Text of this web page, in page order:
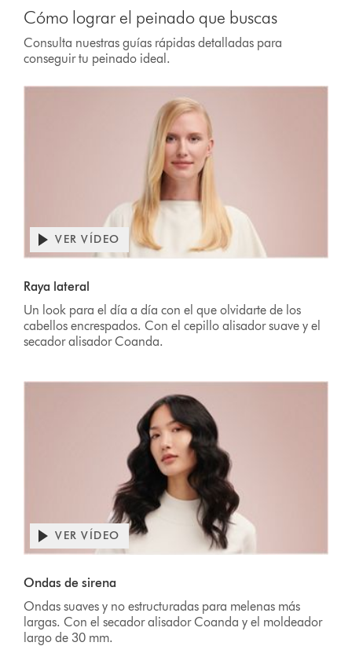
Cómo lograr el peinado que buscas
Consulta nuestras guías rápidas detalladas para
conseguir tu peinado ideal.
VER VÍDEO
Raya lateral
Un look para el día a día con el que olvidarte de los
cabellos encrespados. Con el cepillo alisador suave y el
secador alisador Coanda.
VER VÍDEO
Ondas de sirena
Ondas suaves y no estructuradas para melenas más
largas. Con el secador alisador Coanda y el moldeador
largo de 30 mm.